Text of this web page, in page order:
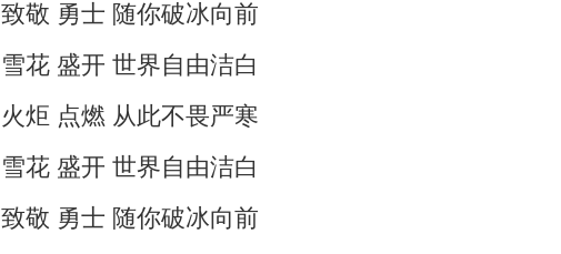
致敬 勇士 随你破冰向前
雪花 盛开 世界自由洁白
火炬 点燃 从此不畏严寒
雪花 盛开 世界自由洁白
致敬 勇士 随你破冰向前